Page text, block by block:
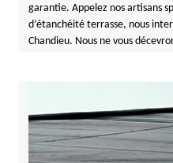
garantie. Appelez nos artisans
d’étanchéité terrasse, nous
Chandieu. Nous ne vous